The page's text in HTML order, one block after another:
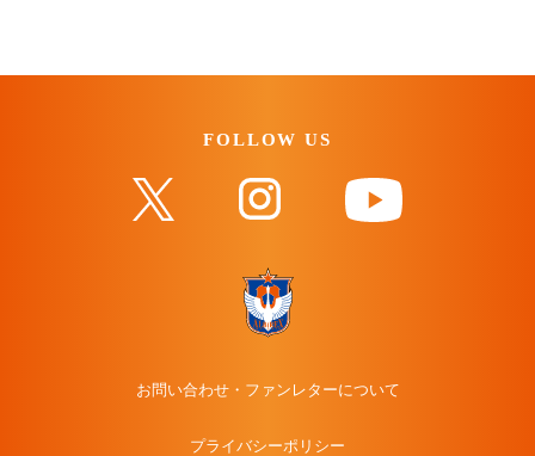
FOLLOW US
お問い合わせ・ファンレターについて
プライバシーポリシー